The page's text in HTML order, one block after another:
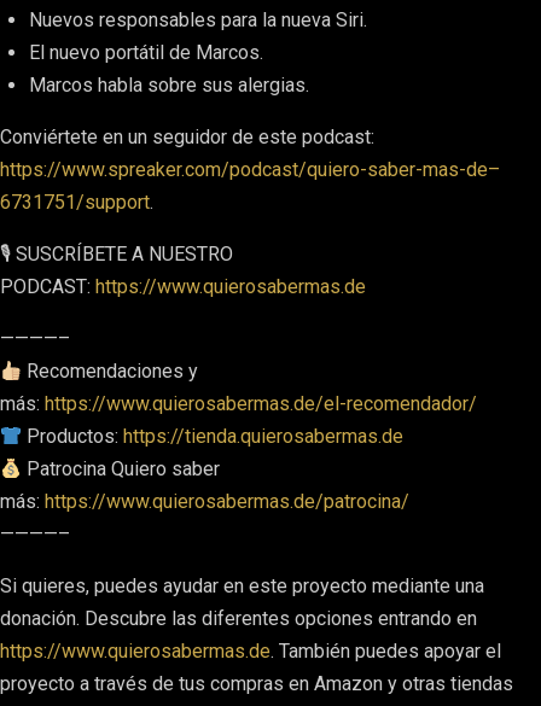
Nuevos responsables para la nueva Siri.
El nuevo portátil de Marcos.
Marcos habla sobre sus alergias.
Conviértete en un seguidor de este podcast:
https://www.spreaker.com/podcast/quiero-saber-mas-de–
6731751/support.
🎙 SUSCRÍBETE A NUESTRO
PODCAST: https://www.quierosabermas.de
————–
Recomendaciones y
más: https://www.quierosabermas.de/el-recomendador/
Productos:https://tienda.quierosabermas.de
Patrocina Quiero saber
más: https://www.quierosabermas.de/patrocina/
————–
Si quieres, puedes ayudar en este proyecto mediante una
donación. Descubre las diferentes opciones entrando en
https://www.quierosabermas.de. También puedes apoyar el
proyecto a través de tus compras en Amazon y otras tiendas